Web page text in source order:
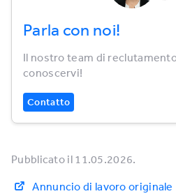
Parla con noi!
Il nostro team di
conoscervi!
Contatto
Pubblicato il 11.05.2026.
Annuncio di lavoro originale